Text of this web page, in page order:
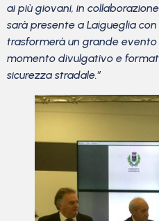
ai più giovani, in
sarà presente a Laigueglia
trasformerà un grande
momento divulgativo e
sicurezza stradale.”